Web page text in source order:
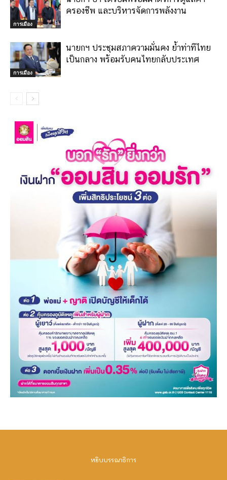
การเมือง
ครองชีพ และบริหารจัดการพลังงาน
การเมือง
นายกฯ ประชุมสภาความมั่นคง ย้ำท่าทีไทย
เป็นกลาง พร้อมรับคนไทยกลับประเทศ
หยิบบรรณาธิการ